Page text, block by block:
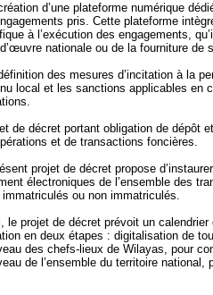
d’une plateforme numérique
pris. Cette plateforme
à l’exécution des engagements,
nationale ou de la fourniture de
des mesures d’incitation à la
local et les sanctions applicables en
de décret portant obligation de dépôt
et de transactions foncières.
projet de décret propose
électroniques de l’ensemble des
immatriculés ou non immatriculés.
le projet de décret prévoit un
en deux étapes : digitalisation de
des chefs-lieux de Wilayas, pour
de l’ensemble du territoire national,